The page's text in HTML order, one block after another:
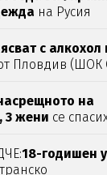
на Русия
с
Пловдив
на
3 жени се
18-годишен